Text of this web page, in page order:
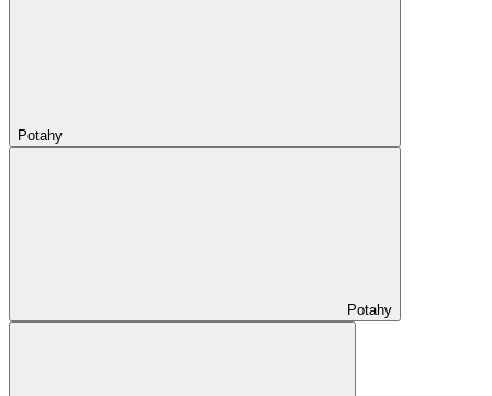
Potahy
Potahy